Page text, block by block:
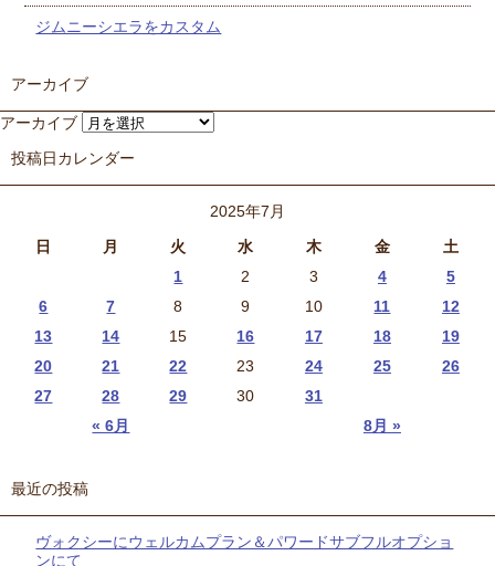
ジムニーシエラをカスタム
アーカイブ
アーカイブ
投稿日カレンダー
2025年7月
日
月 火 水 木 金 土
« 6月 8月 »
1 2 3 4
5
6
7 8 9 10 11
12
13
14 15 16 17 18
19
20
21 22 23 24 25
26
27
28 29 30 31
最近の投稿
ヴォクシーにウェルカムプラン＆パワードサブフルオプショ
ンにて